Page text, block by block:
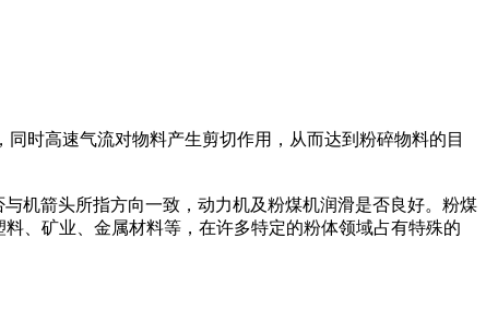
时高速气流对物料产生剪切作用，从而达到粉碎物料的目
机箭头所指方向一致，动力机及粉煤机润滑是否良好。粉煤
、矿业、金属材料等，在许多特定的粉体领域占有特殊的